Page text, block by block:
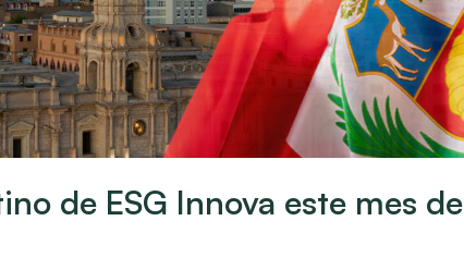
de ESG Innova este mes de